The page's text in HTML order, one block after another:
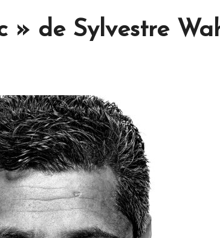
» de Sylvestre